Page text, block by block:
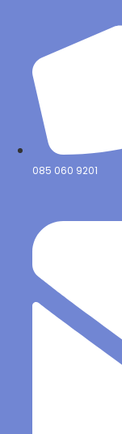
085 060 9201